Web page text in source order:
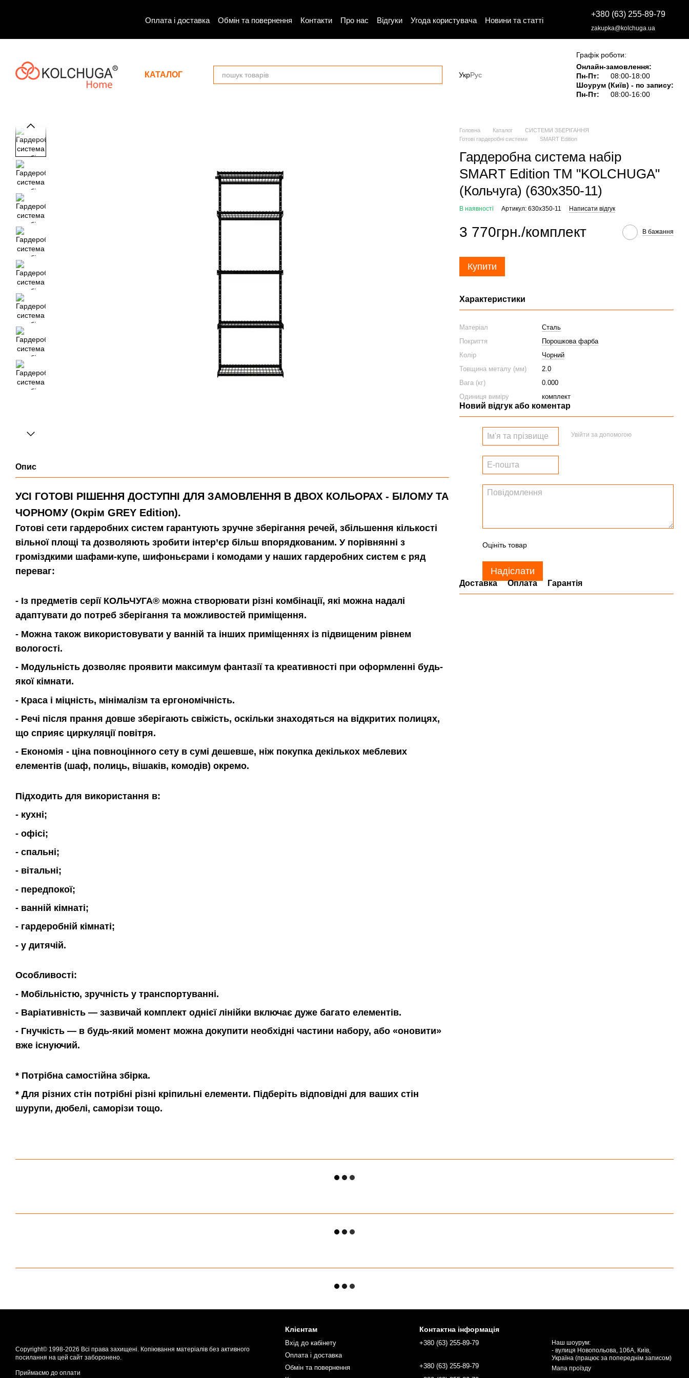
Оплата і доставка Обмін та повернення Контакти Про нас Відгуки Угода користувача Новини та статті
+380 (63) 255-89-79
zakupka@kolchuga.ua
КАТАЛОГ УкрРус
Графік роботи:
Онлайн-замовлення:
Пн-Пт:
08:00-18:00
Шоурум (Київ) - по запису:
Пн-Пт:
08:00-16:00
Опис
УСІ ГОТОВІ РІШЕННЯ ДОСТУПНІ ДЛЯ ЗАМОВЛЕННЯ В ДВОХ КОЛЬОРАХ - БІЛОМУ ТА
ЧОРНОМУ (Окрім GREY Edition).
Готові сети гардеробних систем гарантують зручне зберігання речей, збільшення кількості
вільної площі та дозволяють зробити інтер’єр більш впорядкованим. У порівнянні з
громіздкими шафами-купе, шифоньєрами і комодами у наших гардеробних систем є ряд
переваг:
- Із предметів серії КОЛЬЧУГА® можна створювати різні комбінації, які можна надалі
адаптувати до потреб зберігання та можливостей приміщення.
- Можна також використовувати у ванній та інших приміщеннях із підвищеним рівнем
вологості.
- Модульність дозволяє проявити максимум фантазії та креативності при оформленні будь-
якої кімнати.
- Краса і міцність, мінімалізм та ергономічність.
- Речі після прання довше зберігають свіжість, оскільки знаходяться на відкритих полицях,
що сприяє циркуляції повітря.
- Економія - ціна повноцінного сету в сумі дешевше, ніж покупка декількох меблевих
елементів (шаф, полиць, вішаків, комодів) окремо.
Підходить для використання в:
- кухні;
- офісі;
- спальні;
- вітальні;
- передпокої;
- ванній кімнаті;
- гардеробній кімнаті;
- у дитячій.
Особливості:
- Мобільністю, зручність у транспортуванні.
- Варіативність — зазвичай комплект однієї лінійки включає дуже багато елементів.
- Гнучкість — в будь-який момент можна докупити необхідні частини набору, або «оновити»
вже існуючий.
* Потрібна самостійна збірка.
* Для різних стін потрібні різні кріпильні елементи. Підберіть відповідні для ваших стін
шурупи, дюбелі, саморізи тощо.
Головна Каталог
СИСТЕМИ ЗБЕРІГАННЯ
Готові гардеробні системи
SMART Edition
Гардеробна система набір
SMART Edition ТМ "KOLCHUGA"
(Кольчуга) (630х350-11)
В наявності Артикул: 630х350-11 Написати відгук
3 770грн./комплект В бажання
Купити
Характеристики
Матеріал
Сталь
Покриття
Порошкова фарба
Колір
Чорний
Товщина металу (мм)
2.0
Вага (кг)
0.000
Одиниця виміру
комплект
Новий відгук або коментар
Увійти за допомогою
Оцініть товар
Надіслати
Доставка Оплата Гарантія
Copyright© 1998-2026 Всі права захищені. Копіювання матеріалів без активного
посилання на цей сайт заборонено.
Приймаємо до оплати
Клієнтам
Вхід до кабінету
Оплата і доставка
Обмін та повернення
Контактна інформація
+380 (63) 255-89-79
+380 (63) 255-89-79
Наш шоурум:
- вулиця Новопольова, 106А, Київ,
Україна (працює за попереднім записом)
Мапа проїзду